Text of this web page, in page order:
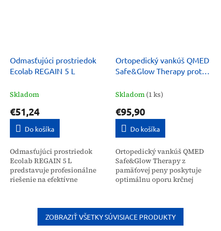
Odmasťujúci prostriedok
Ecolab REGAIN 5 L
Skladom
€51,24
Do košíka
Odmasťujúci prostriedok
Ecolab REGAIN 5 L
predstavuje profesionálne
riešenie na efektívne
kuchynských zariadení.
Tento vysokoúčinný...
Ortopedický vankúš QMED
Safe&Glow Therapy proti
Skladom (1 ks)
€95,90
Do košíka
Ortopedický vankúš QMED
Safe&Glow Therapy z
pamäťovej peny poskytuje
optimálnu oporu krčnej
zlepšenie kvality spánku,...
ZOBRAZIŤ VŠETKY SÚVISIACE PRODUKTY